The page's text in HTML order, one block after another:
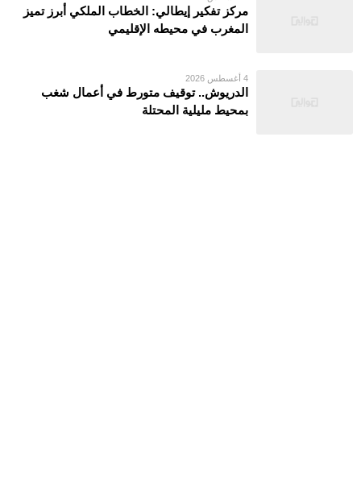
مركز تفكير إيطالي: الخطاب الملكي أبرز تميز
المغرب في محيطه الإقليمي
4 أغسطس 2026
الدريوش.. توقيف متورط في أعمال شغب
بمحيط مليلية المحتلة